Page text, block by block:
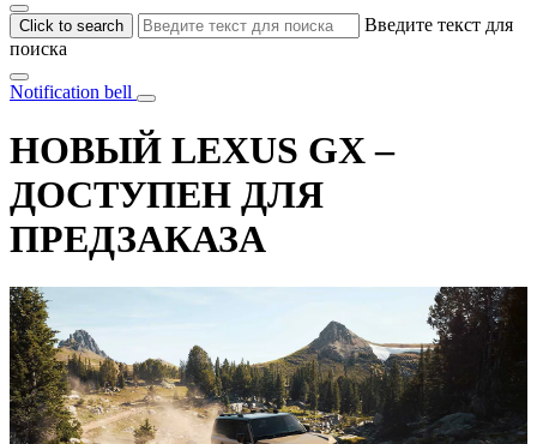
Click to search
Введите текст для
поиска
Notification bell
НОВЫЙ LEXUS GX –
ДОСТУПЕН ДЛЯ
ПРЕДЗАКАЗА